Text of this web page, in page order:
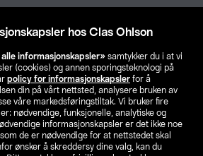
hos Clas Ohlson
informasjonskapsler» samtykker du i at vi
(cookies) og annen sporingsteknologi på
policy for informasjonskapsler for å
din på vårt nettsted, analysere bruken av
våre markedsføringstiltak. Vi bruker fire
nødvendige, funksjonelle, analytiske og
informasjonskapsler er det ikke noe
de er nødvendige for at nettstedet skal
ønsker å skreddersy dine valg, kan du
Finn din butikk
SE NO FI